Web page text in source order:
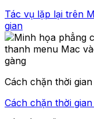
Tác vụ lặp lại trên
gian
Cách chặn thời
Cách chặn thời